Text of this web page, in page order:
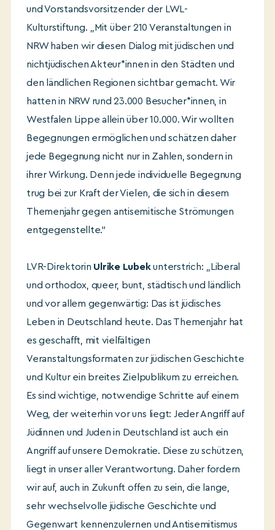
und Vorstandsvorsitzender der LWL-
Kulturstiftung. „Mit über 210 Veranstaltungen in
NRW haben wir diesen Dialog mit jüdischen und
nichtjüdischen Akteur*innen in den Städten und
den ländlichen Regionen sichtbar gemacht. Wir
hatten in NRW rund 23.000 Besucher*innen, in
Westfalen Lippe allein über 10.000. Wir wollten
Begegnungen ermöglichen und schätzen daher
jede Begegnung nicht nur in Zahlen, sondern in
ihrer Wirkung. Denn jede individuelle Begegnung
trug bei zur Kraft der Vielen, die sich in diesem
Themenjahr gegen antisemitische Strömungen
entgegenstellte.“
LVR-Direktorin Ulrike Lubekunterstrich: „Liberal
und orthodox, queer, bunt, städtisch und ländlich
und vor allem gegenwärtig: Das ist jüdisches
Leben in Deutschland heute. Das Themenjahr hat
es geschafft, mit vielfältigen
Veranstaltungsformaten zur jüdischen Geschichte
und Kultur ein breites Zielpublikum zu erreichen.
Es sind wichtige, notwendige Schritte auf einem
Weg, der weiterhin vor uns liegt: Jeder Angriff auf
Jüdinnen und Juden in Deutschland ist auch ein
Angriff auf unsere Demokratie. Diese zu schützen,
liegt in unser aller Verantwortung. Daher fordern
wir auf, auch in Zukunft offen zu sein, die lange,
sehr wechselvolle jüdische Geschichte und
Gegenwart kennenzulernen und Antisemitismus